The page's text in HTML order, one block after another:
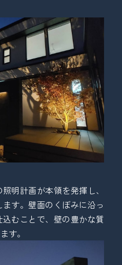
明計画が本領を発揮し、
す。壁面のくぼみに沿っ
むことで、壁の豊かな質
す。